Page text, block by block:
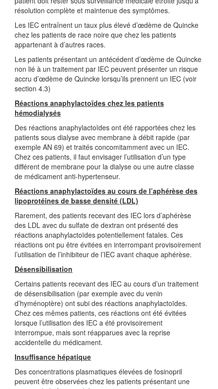
résolution complète et maintenue des symptômes.
Les IEC entraînent un taux plus élevé d’œdème de Quincke
chez les patients de race noire que chez les patients
appartenant à d’autres races.
Les patients présentant un antécédent d’œdème de Quincke
non lié à un traitement par IEC peuvent présenter un risque
accru d’œdème de Quincke lorsqu’ils prennent un IEC (voir
section 4.3)
Réactions anaphylactoïdes chez les patients
hémodialysés
Des réactions anaphylactoïdes ont été rapportées chez les
patients sous dialyse avec membrane à débit rapide (par
exemple AN 69) et traités concomitamment avec un IEC.
Chez ces patients, il faut envisager l’utilisation d’un type
différent de membrane pour la dialyse ou une autre classe
de médicament anti-hypertenseur.
Réactions anaphylactoïdes au cours de l’aphérèse des
lipoprotéines de basse densité (LDL)
Rarement, des patients recevant des IEC lors d’aphérèse
des LDL avec du sulfate de dextran ont présenté des
réactions anaphylactoïdes potentiellement fatales. Ces
réactions ont pu être évitées en interrompant provisoirement
l’utilisation de l’inhibiteur de l’IEC avant chaque aphérèse.
Désensibilisation
Certains patients recevant des IEC au cours d’un traitement
de désensibilisation (par exemple avec du venin
d’hyménoptère) ont subi des réactions anaphylactoïdes.
Chez ces mêmes patients, ces réactions ont été évitées
lorsque l’utilisation des IEC a été provisoirement
interrompue, mais sont réapparues avec la reprise
accidentelle du médicament.
Insuffisance hépatique
Des concentrations plasmatiques élevées de fosinopril
peuvent être observées chez les patients présentant une